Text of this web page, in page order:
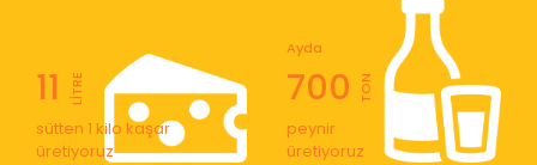
11 LİTRE
sütten 1 kilo kaşar
üretiyoruz
700
Ayda
TON
peynir
üretiyoruz